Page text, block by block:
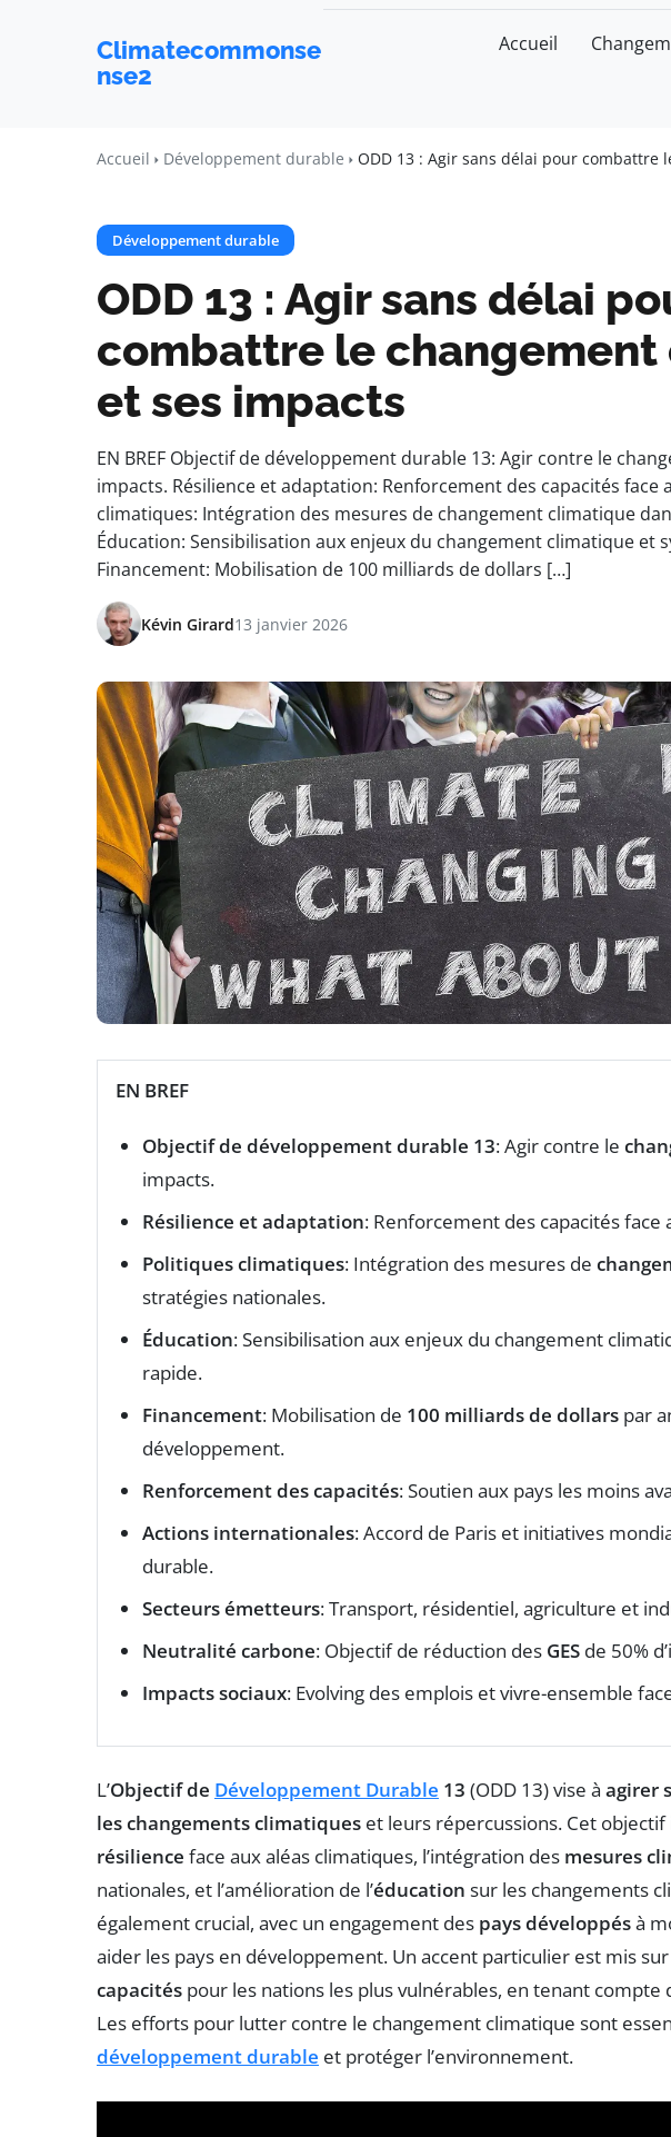
Climatecommonse
nse2
Accueil
Accueil Développement durable ODD 13 : Agir sans délai pour
Développement durable
ODD 13 : Agir sans délai
combattre le
et ses impacts
EN BREF Objectif de développement durable 13: Agir contre le
impacts. Résilience et adaptation: Renforcement des capacités face
climatiques: Intégration des mesures de changement climatique
Éducation: Sensibilisation aux enjeux du changement climatique et
Financement: Mobilisation de 100 milliards de dollars […]
Kévin Girard13 janvier 2026
EN BREF
Objectif de développement durable 13: Agir contre le
impacts.
Résilience et adaptation: Renforcement des capacités face
Politiques climatiques: Intégration des mesures de
stratégies nationales.
Éducation: Sensibilisation aux enjeux du changement
rapide.
Financement: Mobilisation de 100 milliards de dollars par
développement.
Renforcement des capacités: Soutien aux pays les moins
Actions internationales: Accord de Paris et initiatives
durable.
Secteurs émetteurs: Transport, résidentiel, agriculture et
Neutralité carbone: Objectif de réduction des GES de 50%
Impacts sociaux: Evolving des emplois et vivre-ensemble
L’Objectif de Développement Durable 13 (ODD 13) vise à agirer
les changements climatiques et leurs répercussions. Cet objectif
résilience face aux aléas climatiques, l’intégration des mesures
nationales, et l’amélioration de l’éducation sur les changements
également crucial, avec un engagement des pays développésà
aider les pays en développement. Un accent particulier est mis
capacités pour les nations les plus vulnérables, en tenant compte
Les efforts pour lutter contre le changement climatique sont
développement durable et protéger l’environnement.